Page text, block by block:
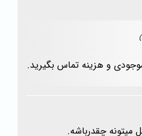
و هزینه تماس بگیرید.